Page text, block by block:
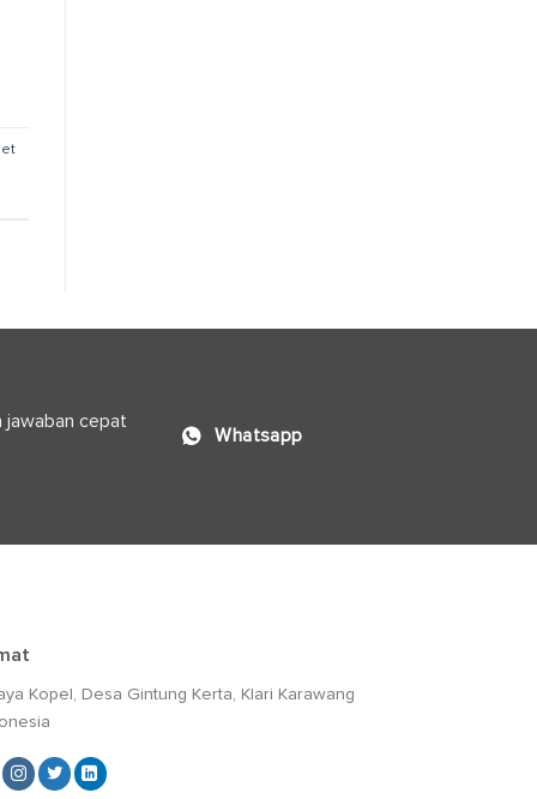
jawaban cepat
Whatsapp
Kopel, Desa Gintung Kerta, Klari Karawang